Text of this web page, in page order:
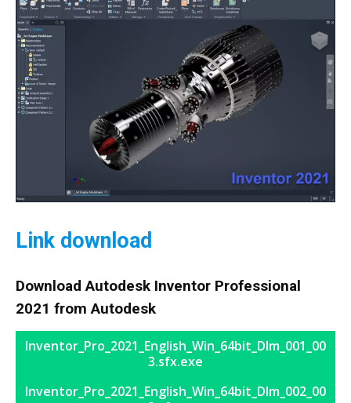
Link download
Download Autodesk Inventor Professional
2021 from Autodesk
Inventor_Pro_2021_English_Win_64bit_Dlm_001_00
3.sfx.exe
Inventor_Pro_2021_English_Win_64bit_Dlm_002_00